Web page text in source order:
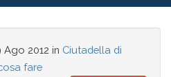
Ago 2012 in Ciutadella di
fare